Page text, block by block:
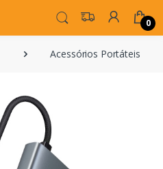
0
Acessórios Portáteis